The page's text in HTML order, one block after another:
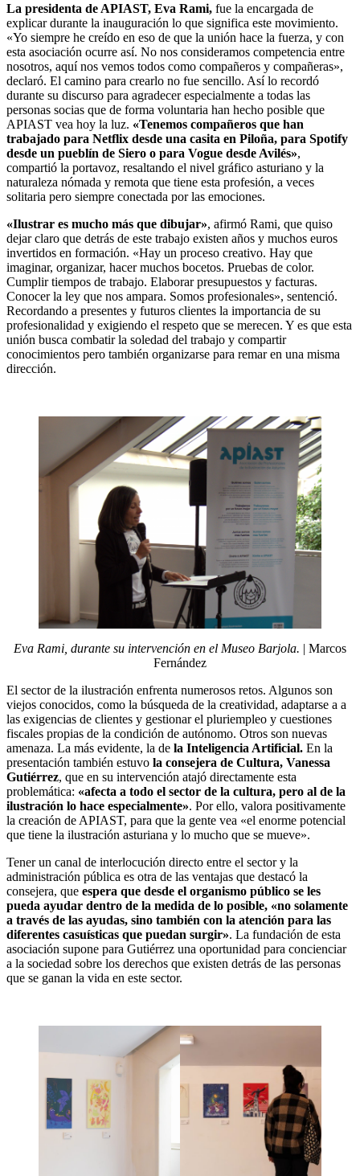
La presidenta de APIAST, Eva Rami, fue la encargada de
explicar durante la inauguración lo que significa este movimiento.
«Yo siempre he creído en eso de que la unión hace la fuerza, y con
esta asociación ocurre así. No nos consideramos competencia entre
nosotros, aquí nos vemos todos como compañeros y compañeras»,
declaró. El camino para crearlo no fue sencillo. Así lo recordó
durante su discurso para agradecer especialmente a todas las
personas socias que de forma voluntaria han hecho posible que
APIAST vea hoy la luz. «Tenemos compañeros que han
trabajado para Netflix desde una casita en Piloña, para Spotify
desde un pueblín de Siero o para Vogue desde Avilés»,
compartió la portavoz, resaltando el nivel gráfico asturiano y la
naturaleza nómada y remota que tiene esta profesión, a veces
solitaria pero siempre conectada por las emociones.
«Ilustrar es mucho más que dibujar», afirmó Rami, que quiso
dejar claro que detrás de este trabajo existen años y muchos euros
invertidos en formación. «Hay un proceso creativo. Hay que
imaginar, organizar, hacer muchos bocetos. Pruebas de color.
Cumplir tiempos de trabajo. Elaborar presupuestos y facturas.
Conocer la ley que nos ampara. Somos profesionales», sentenció.
Recordando a presentes y futuros clientes la importancia de su
profesionalidad y exigiendo el respeto que se merecen. Y es que esta
unión busca combatir la soledad del trabajo y compartir
conocimientos pero también organizarse para remar en una misma
dirección.
Eva Rami, durante su intervención en el Museo Barjola. | Marcos
Fernández
El sector de la ilustración enfrenta numerosos retos. Algunos son
viejos conocidos, como la búsqueda de la creatividad, adaptarse a a
las exigencias de clientes y gestionar el pluriempleo y cuestiones
fiscales propias de la condición de autónomo. Otros son nuevas
amenaza. La más evidente, la de la Inteligencia Artificial. En la
presentación también estuvo la consejera de Cultura, Vanessa
Gutiérrez, que en su intervención atajó directamente esta
problemática: «afecta a todo el sector de la cultura, pero al de la
ilustración lo hace especialmente». Por ello, valora positivamente
la creación de APIAST, para que la gente vea «el enorme potencial
que tiene la ilustración asturiana y lo mucho que se mueve».
Tener un canal de interlocución directo entre el sector y la
administración pública es otra de las ventajas que destacó la
consejera, que espera que desde el organismo público se les
pueda ayudar dentro de la medida de lo posible, «no solamente
a través de las ayudas, sino también con la atención para las
diferentes casuísticas que puedan surgir». La fundación de esta
asociación supone para Gutiérrez una oportunidad para concienciar
a la sociedad sobre los derechos que existen detrás de las personas
que se ganan la vida en este sector.